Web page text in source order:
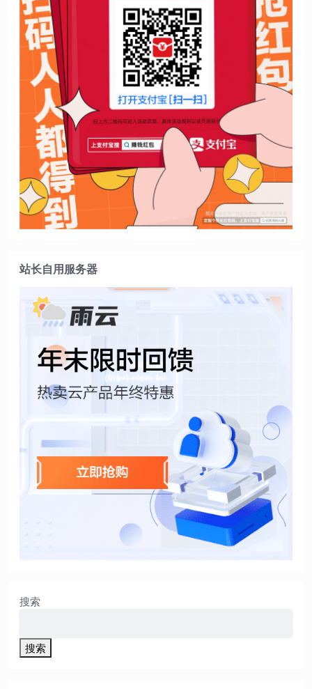
站长自用服务器
搜索
搜索